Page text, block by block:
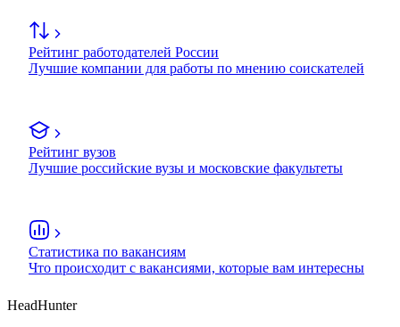
Рейтинг работодателей России
Лучшие компании для работы по мнению соискателей
Рейтинг вузов
Лучшие российские вузы и московские факультеты
Статистика по вакансиям
Что происходит с вакансиями, которые вам интересны
HeadHunter